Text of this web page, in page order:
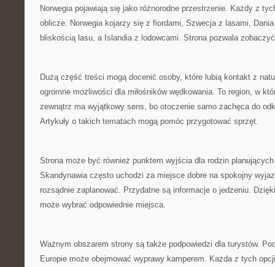
Norwegia pojawiają się jako różnorodne przestrzenie. Każdy z
oblicze. Norwegia kojarzy się z fiordami, Szwecja z lasami,
bliskością lasu, a Islandia z lodowcami. Strona pozwala
Dużą część treści mogą docenić osoby, które lubią kontakt z
ogromne możliwości dla miłośników wędkowania. To region, w
zewnątrz ma wyjątkowy sens, bo otoczenie samo zachęca do
Artykuły o takich tematach mogą pomóc przygotować sprzęt.
Strona może być również punktem wyjścia dla rodzin
Skandynawia często uchodzi za miejsce dobre na spokojny
rozsądnie zaplanować. Przydatne są informacje o jedzeniu.
może wybrać odpowiednie miejsca.
Ważnym obszarem strony są także podpowiedzi dla turystów.
Europie może obejmować wyprawy kamperem. Każda z tych